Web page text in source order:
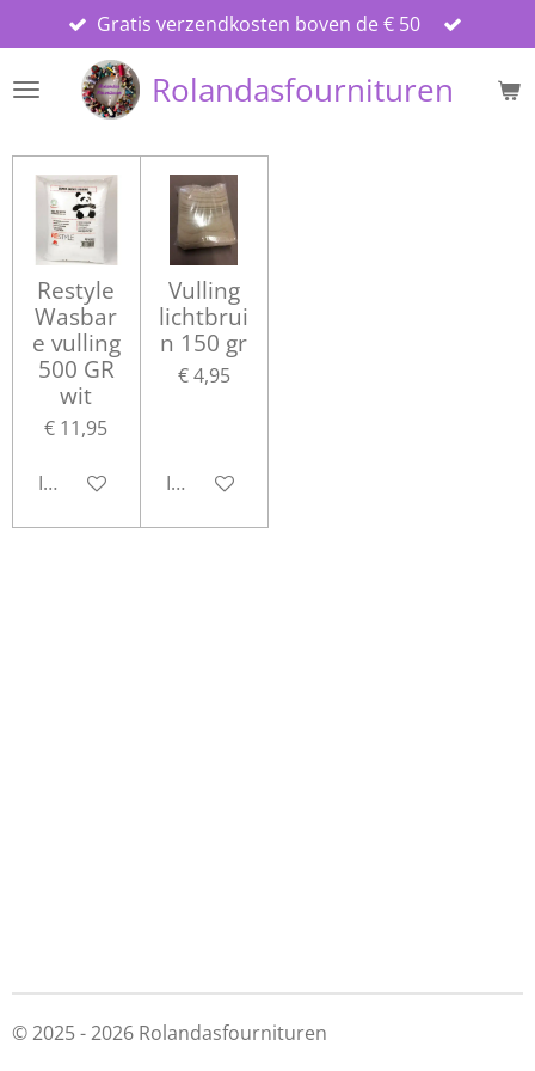
direct
naar
Rolandasfournituren
Gratis verzendkosten boven de € 50
Restyle
Wasbar
e vulling
500 GR
wit
€ 11,95
In winkelwagen
Vulling
lichtbrui
n 150 gr
€ 4,95
In winkelwagen
© 2025 - 2026 Rolandasfournituren